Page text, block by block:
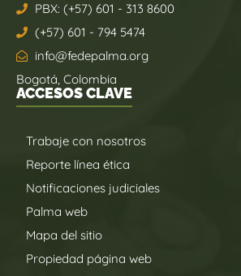
PBX: (+57) 601 - 313 8600
(+57) 601 - 794 5474
info@fedepalma.org
Bogotá, Colombia
ACCESOS CLAVE
Trabaje con nosotros
Reporte línea ética
Notificaciones judiciales
Palma web
Mapa del sitio
Propiedad página web